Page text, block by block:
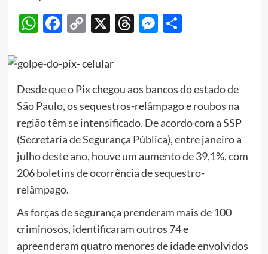
WhatsApp
Facebook
Copy
X Threads
Messenger
Share
Desde que o Pix chegou aos bancos do estado de
São Paulo, os sequestros-relâmpago e roubos na
região têm se intensificado. De acordo com a SSP
(Secretaria de Segurança Pública), entre janeiro a
julho deste ano, houve um aumento de 39,1%, com
206 boletins de ocorrência de sequestro-
relâmpago.
As forças de segurança prenderam mais de 100
criminosos, identificaram outros 74 e
apreenderam quatro menores de idade envolvidos